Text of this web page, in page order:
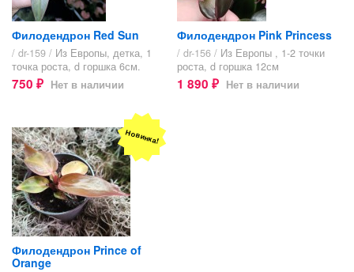
Филодендрон Red Sun
/ dr-159 / Из Европы, детка, 1
точка роста, d горшка 6см.
750 ₽ Нет в наличии
Филодендрон Pink Princess
/ dr-156 / Из Европы , 1-2 точки
роста, d горшка 12см
1 890 ₽ Нет в наличии
Новинка!
Филодендрон Prince of
Orange